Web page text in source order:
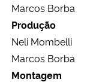
Marcos Borba
Produção
Neli Mombelli
Marcos Borba
Montagem